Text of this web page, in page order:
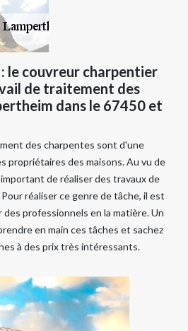
le couvreur charpentier
de traitement des
dans le 67450 et
des charpentes sont d'une
propriétaires des maisons. Au vu de
de réaliser des travaux de
réaliser ce genre de tâche, il est
professionnels en la matière. Un
en main ces tâches et sachez
à des prix très intéressants.